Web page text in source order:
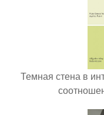
Темная стена в